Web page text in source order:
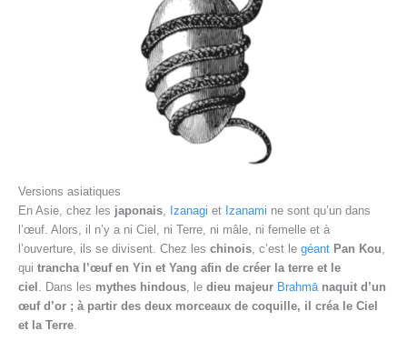
Versions asiatiques
En Asie, chez les japonais, Izanagi et Izanami ne sont qu’un dans
l’œuf. Alors, il n’y a ni Ciel, ni Terre, ni mâle, ni femelle et à
l’ouverture, ils se divisent. Chez les chinois, c’est le géant Pan Kou,
qui trancha l’œuf en Yin et Yang afin de créer la terre et le
ciel . Dans les mythes hindous, le dieu majeur Brahmā naquit d’un
œuf d’or ; à partir des deux morceaux de coquille, il créa le Ciel
et la Terre.